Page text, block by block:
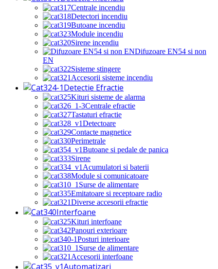
Centrale incendiu
Detectori incendiu
Butoane incendiu
Module incendiu
Sirene incendiu
Difuzoare EN54 si non
EN
Sisteme stingere
Accesorii sisteme incendiu
Detectie Efractie
Kituri sisteme de alarma
Centrale efractie
Tastaturi efractie
Detectoare
Contacte magnetice
Perimetrale
Butoane si pedale de panica
Sirene
Acumulatori si baterii
Module si comunicatoare
Surse de alimentare
Emitatoare si receptoare radio
Diverse accesorii efractie
Interfoane
Kituri interfoane
Panouri exterioare
Posturi interioare
Surse de alimentare
Accesorii interfoane
Automatizari